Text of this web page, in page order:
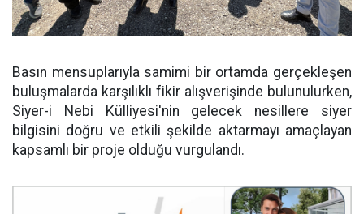
Basın mensuplarıyla samimi bir ortamda gerçekleşen
buluşmalarda karşılıklı fikir alışverişinde bulunulurken,
Siyer-i Nebi Külliyesi'nin gelecek nesillere siyer
bilgisini doğru ve etkili şekilde aktarmayı amaçlayan
kapsamlı bir proje olduğu vurgulandı.